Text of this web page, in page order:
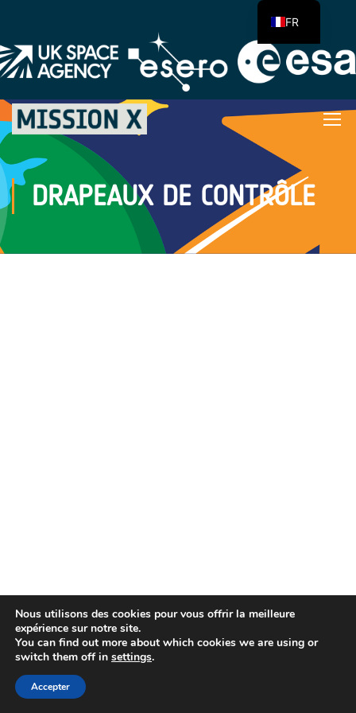
DRAPEAUX DE CONTRÔLE
Copyright © Agence spatiale européenne. Tous droits
réservés.
Nous utilisons des cookies pour vous offrir la meilleure
expérience sur notre site.
You can find out more about which cookies we are using or
switch them off in settings.
Accepter
FR